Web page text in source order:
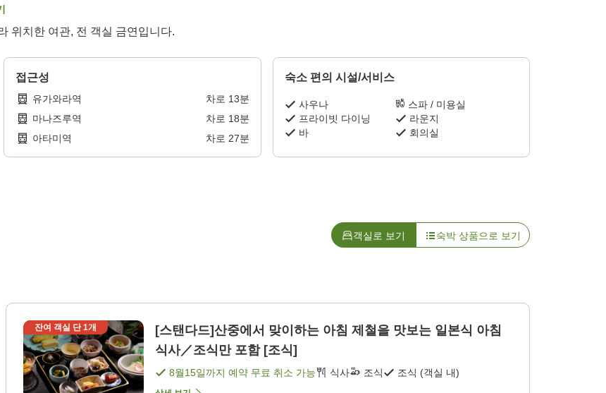
위치한 여관, 전 객실 금연입니다.
접근성
유가와라역 차로 13분
마나즈루역
차로 18분
아타미역
차로 27분
숙소 편의 시설/서비스
사우나
스파 / 미용실
프라이빗 다이닝
라운지
바
회의실
객실로 보기 숙박 상품으로 보기
잔여 객실 단1개
[스탠다드]산중에서 맞이하는 아침 제철을 맛보는 일본식 아침
식사／조식만 포함 [조식]
8월15일까지 예약 무료 취소 가능 식사 조식 조식 (객실 내)